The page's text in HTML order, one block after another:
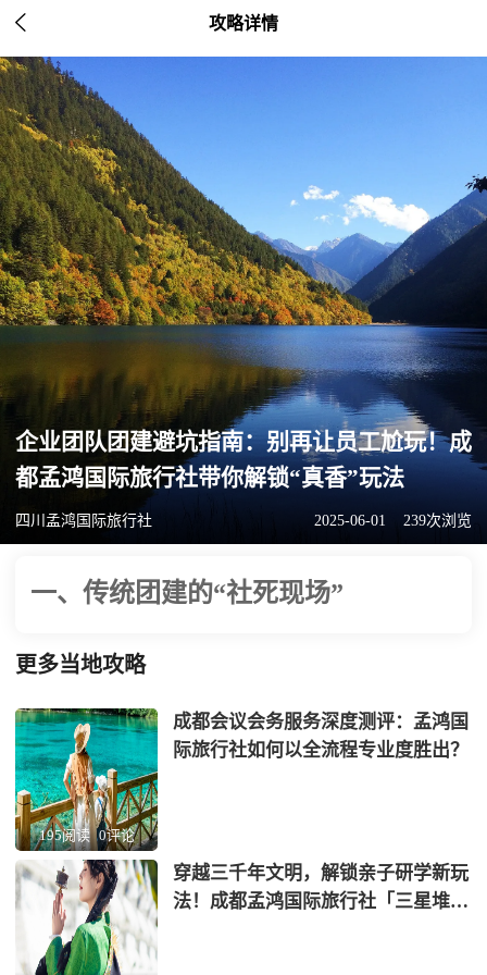
 攻略详情
企业团队团建避坑指南：别再让员工尬玩！成
都孟鸿国际旅行社带你解锁“真香”玩法
四川孟鸿国际旅行社 2025-06-01 239次浏览
一、传统团建的“社死现场”
更多当地攻略
195阅读 0评论
成都会议会务服务深度测评：孟鸿国
际旅行社如何以全流程专业度胜出？
穿越三千年文明，解锁亲子研学新玩
法！成都孟鸿国际旅行社「三星堆